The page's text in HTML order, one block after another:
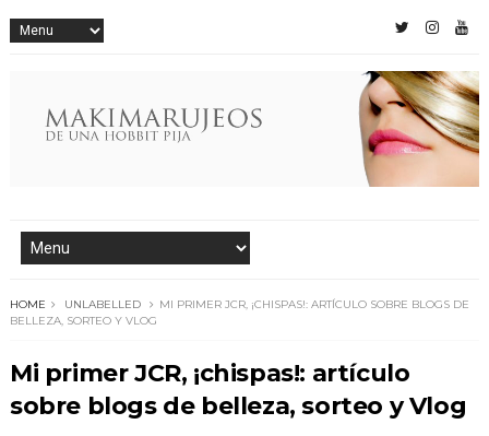
HOME UNLABELLED
MI PRIMER JCR, ¡CHISPAS!: ARTÍCULO SOBRE BLOGS DE
BELLEZA, SORTEO Y VLOG
Mi primer JCR, ¡chispas!: artículo
sobre blogs de belleza, sorteo y Vlog